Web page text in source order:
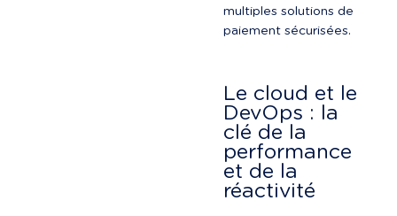
multiples solutions de
paiement sécurisées.
Le cloud et le
DevOps : la
clé de la
performance
et de la
réactivité